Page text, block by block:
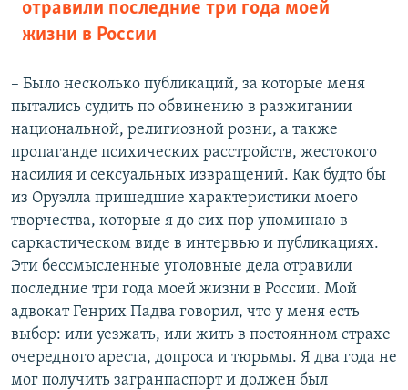
отравили последние три года моей
жизни в России
– Было несколько публикаций, за которые меня
пытались судить по обвинению в разжигании
национальной, религиозной розни, а также
пропаганде психических расстройств, жестокого
насилия и сексуальных извращений. Как будто бы
из Оруэлла пришедшие характеристики моего
творчества, которые я до сих пор упоминаю в
саркастическом виде в интервью и публикациях.
Эти бессмысленные уголовные дела отравили
последние три года моей жизни в России. Мой
адвокат Генрих Падва говорил, что у меня есть
выбор: или уезжать, или жить в постоянном страхе
очередного ареста, допроса и тюрьмы. Я два года не
мог получить загранпаспорт и должен был